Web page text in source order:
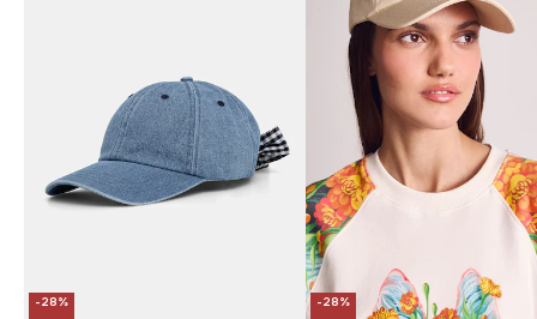
-28%
-28%